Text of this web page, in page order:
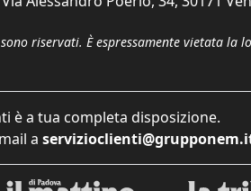
riservati. È espressamente vietata la
è a tua completa disposizione.
a